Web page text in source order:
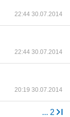
22:44 30.07.2014
22:44 30.07.2014
20:19 30.07.2014
... 2